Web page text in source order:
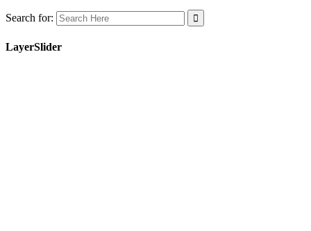
Search for:
LayerSlider